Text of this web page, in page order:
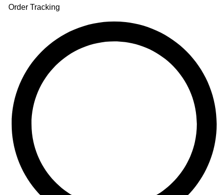
Order Tracking